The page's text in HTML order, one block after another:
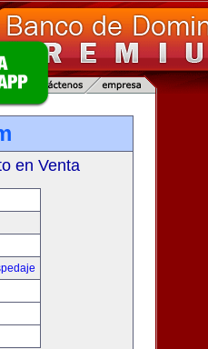
en Venta